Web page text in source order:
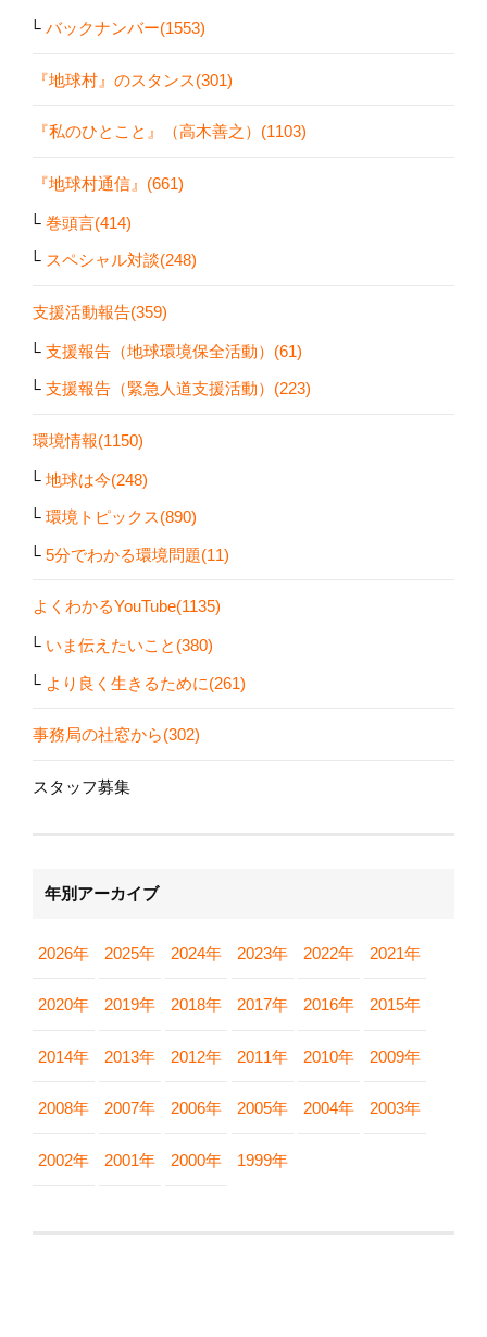
バックナンバー(1553)
『地球村』のスタンス(301)
『私のひとこと』（高木善之）(1103)
『地球村通信』(661)
巻頭言(414)
スペシャル対談(248)
支援活動報告(359)
支援報告（地球環境保全活動）(61)
支援報告（緊急人道支援活動）(223)
環境情報(1150)
地球は今(248)
環境トピックス(890)
5分でわかる環境問題(11)
よくわかるYouTube(1135)
いま伝えたいこと(380)
より良く生きるために(261)
事務局の社窓から(302)
スタッフ募集
年別アーカイブ
2026年 2025年 2024年 2023年 2022年 2021年
2020年 2019年 2018年 2017年 2016年 2015年
2014年 2013年 2012年 2011年 2010年 2009年
2008年 2007年 2006年 2005年 2004年 2003年
2002年 2001年 2000年 1999年